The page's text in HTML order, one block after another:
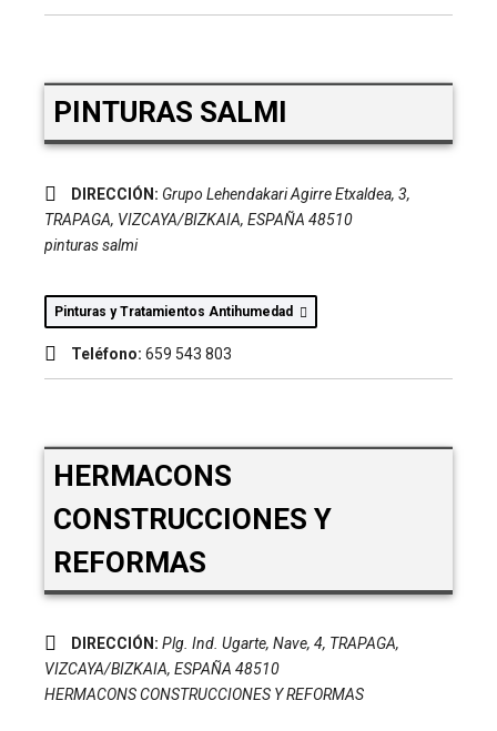
PINTURAS SALMI
DIRECCIÓN: Grupo Lehendakari Agirre Etxaldea, 3,
TRAPAGA, VIZCAYA/BIZKAIA, ESPAÑA 48510
pinturas salmi
Pinturas y Tratamientos Antihumedad
Teléfono: 659 543 803
HERMACONS
CONSTRUCCIONES Y
REFORMAS
DIRECCIÓN: Plg. Ind. Ugarte, Nave, 4, TRAPAGA,
VIZCAYA/BIZKAIA, ESPAÑA 48510
HERMACONS CONSTRUCCIONES Y REFORMAS